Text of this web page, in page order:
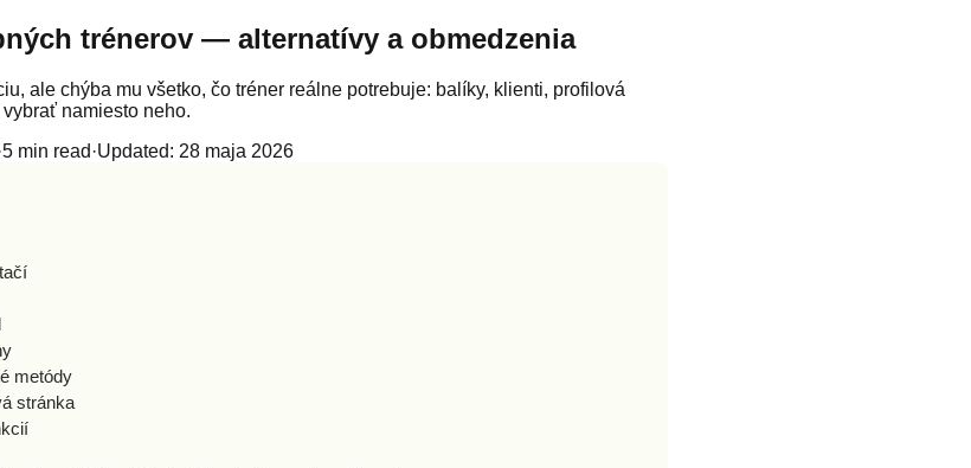
trénerov — alternatívy a obmedzenia
ale chýba mu všetko, čo tréner reálne potrebuje: balíky, klienti, profilová
namiesto neho.
·5 min read ·Updated: 28 maja 2026
metódy
stránka